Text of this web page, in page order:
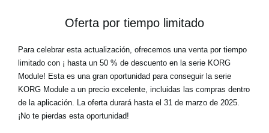
Oferta por tiempo limitado
Para celebrar esta actualización, ofrecemos una venta por tiempo
limitado con ¡ hasta un 50 % de descuento en la serie KORG
Module! Esta es una gran oportunidad para conseguir la serie
KORG Module a un precio excelente, incluidas las compras dentro
de la aplicación. La oferta durará hasta el 31 de marzo de 2025.
¡No te pierdas esta oportunidad!